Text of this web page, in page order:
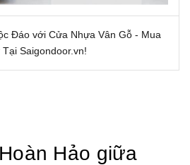
Đáo với Cửa Nhựa Vân Gỗ - Mua
Tại Saigondoor.vn!
Hảo giữa